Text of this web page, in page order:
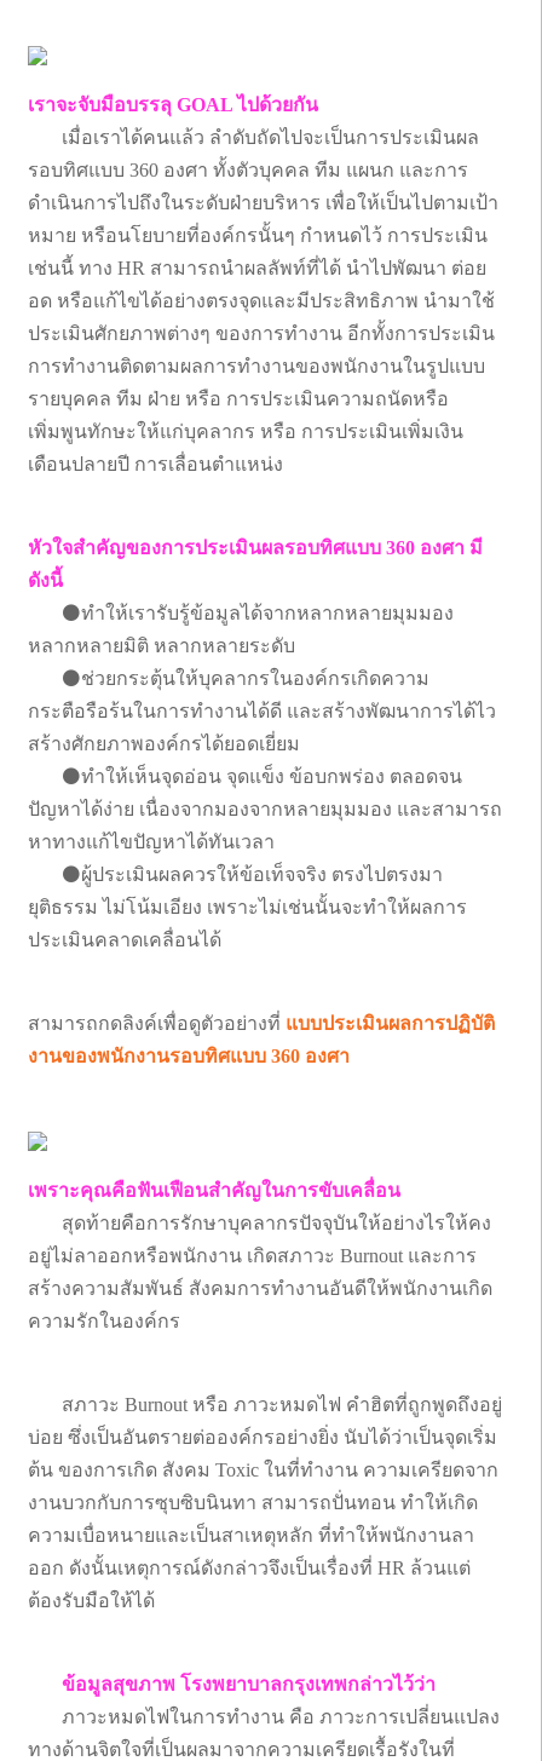
เราจะจับมือบรรลุ GOAL ไปด้วยกัน
เมื่อเราได้คนแล้ว ลำดับถัดไปจะเป็นการประเมินผล
รอบทิศแบบ 360 องศา ทั้งตัวบุคคล ทีม แผนก และการ
ดำเนินการไปถึงในระดับฝ่ายบริหาร เพื่อให้เป็นไปตามเป้า
หมาย หรือนโยบายที่องค์กรนั้นๆ กำหนดไว้ การประเมิน
เช่นนี้ ทาง HR สามารถนำผลลัพท์ที่ได้ นำไปพัฒนา ต่อย
อด หรือแก้ไขได้อย่างตรงจุดและมีประสิทธิภาพ นำมาใช้
ประเมินศักยภาพต่างๆ ของการทำงาน อีกทั้งการประเมิน
การทำงานติดตามผลการทำงานของพนักงานในรูปแบบ
รายบุคคล ทีม ฝ่าย หรือ การประเมินความถนัดหรือ
เพิ่มพูนทักษะให้แก่บุคลากร หรือ การประเมินเพิ่มเงิน
เดือนปลายปี การเลื่อนตำแหน่ง
หัวใจสำคัญของการประเมินผลรอบทิศแบบ 360 องศา มี
ดังนี้
⚫ทำให้เรารับรู้ข้อมูลได้จากหลากหลายมุมมอง
หลากหลายมิติ หลากหลายระดับ
⚫ช่วยกระตุ้นให้บุคลากรในองค์กรเกิดความ
กระตือรือร้นในการทำงานได้ดี และสร้างพัฒนาการได้ไว
สร้างศักยภาพองค์กรได้ยอดเยี่ยม
⚫ทำให้เห็นจุดอ่อน จุดแข็ง ข้อบกพร่อง ตลอดจน
ปัญหาได้ง่าย เนื่องจากมองจากหลายมุมมอง และสามารถ
หาทางแก้ไขปัญหาได้ทันเวลา
⚫ผู้ประเมินผลควรให้ข้อเท็จจริง ตรงไปตรงมา
ยุติธรรม ไม่โน้มเอียง เพราะไม่เช่นนั้นจะทำให้ผลการ
ประเมินคลาดเคลื่อนได้
สามารถกดลิงค์เพื่อดูตัวอย่างที่ แบบประเมินผลการปฏิบัติ
งานของพนักงานรอบทิศแบบ 360 องศา
เพราะคุณคือฟันเฟือนสำคัญในการขับเคลื่อน
สุดท้ายคือการรักษาบุคลากรปัจจุบันให้อย่างไรให้คง
อยู่ไม่ลาออกหรือพนักงาน เกิดสภาวะ Burnout และการ
สร้างความสัมพันธ์ สังคมการทำงานอันดีให้พนักงานเกิด
ความรักในองค์กร
สภาวะ Burnout หรือ ภาวะหมดไฟ คำฮิตที่ถูกพูดถึงอยู่
บ่อย ซึ่งเป็นอันตรายต่อองค์กรอย่างยิ่ง นับได้ว่าเป็นจุดเริ่ม
ต้น ของการเกิด สังคม Toxic ในที่ทำงาน ความเครียดจาก
งานบวกกับการซุบซิบนินทา สามารถปั่นทอน ทำให้เกิด
ความเบื่อหนายและเป็นสาเหตุหลัก ที่ทำให้พนักงานลา
ออก ดังนั้นเหตุการณ์ดังกล่าวจึงเป็นเรื่องที่ HR ล้วนแต่
ต้องรับมือให้ได้
ข้อมูลสุขภาพ โรงพยาบาลกรุงเทพกล่าวไว้ว่า
ภาวะหมดไฟในการทำงาน คือ ภาวะการเปลี่ยนแปลง
ทางด้านจิตใจที่เป็นผลมาจากความเครียดเรื้อรังในที่